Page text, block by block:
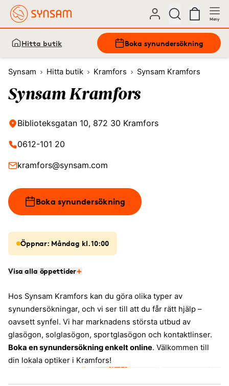
Meny
Hitta butik Boka synundersökning
Synsam Hitta butik Kramfors Synsam Kramfors
Synsam Kramfors
Biblioteksgatan 10, 872 30 Kramfors
0612-101 20
kramfors@synsam.com
Boka synundersökning
Öppnar: Måndag kl. 10:00
Visa alla öppettider
Hos Synsam Kramfors kan du göra olika typer av
synundersökningar, och vi ser till att du får rätt hjälp –
oavsett synfel. Vi har marknadens största utbud av
glasögon, solglasögon, sportglasögon och kontaktlinser.
Boka en synundersökning enkelt online. Välkommen till
din lokala optiker i Kramfors!